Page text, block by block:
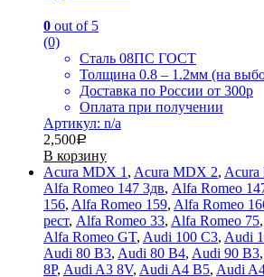
0 out of 5
(0)
Сталь 08ПС ГОСТ
Толщина 0.8 – 1.2мм (на
Доставка по России от 300р
Оплата при получении
Артикул: n/a
2,500Р
В корзину
Acura MDX 1 , Acura MDX 2, Acura
Alfa Romeo 147 3дв, Alfa Romeo
156, Alfa Romeo 159, Alfa Romeo
рест, Alfa Romeo 33, Alfa Romeo 75,
Alfa Romeo GT, Audi 100 C3, Audi
Audi 80 B3, Audi 80 B4, Audi 90 B3,
8P, Audi A3 8V, Audi A4 B5, Audi